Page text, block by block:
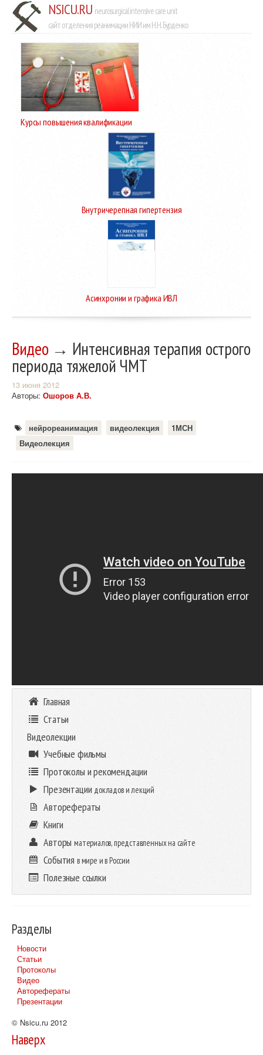
NSICU.RU neurosurgical intensive care unit
сайт отделения реанимации НИИ им Н.Н. Бурденко
Курсы повышения квалификации
Внутричерепная гипертензия
Асинхронии и графика ИВЛ
Видео→ Интенсивная терапия острого
периода тяжелой ЧМТ
13 июня 2012
Авторы: Ошоров А.В.
нейрореанимация видеолекция
1МСН
Видеолекция
Главная
Статьи
Видеолекции
Учебные фильмы
Протоколы и рекомендации
Презентации докладов и лекций
Авторефераты
Книги
Авторыматериалов, представленных на сайте
События в мире и в России
Полезные ссылки
Разделы
Новости
Статьи
Протоколы
Видео
Авторефераты
Презентации
© Nsicu.ru 2012
Наверх